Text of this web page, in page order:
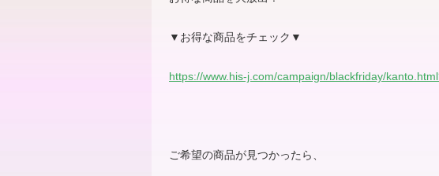
▼ お得な商品をチェック ▼
https://www.his-j.com/campaign/blackfriday/
ご希望の商品が見つかったら、